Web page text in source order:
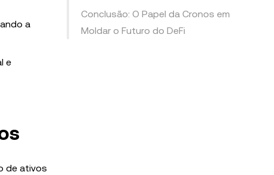
a
e
de ativos
Conclusão: O Papel da Cronos em
Moldar o Futuro do DeFi